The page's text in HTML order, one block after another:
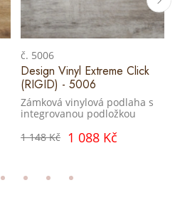
č. 5006
Design Vinyl Extreme Click
(RIGID) - 5006
Zámková vinylová podlaha s
integrovanou podložkou
1 148 Kč
1 088 Kč